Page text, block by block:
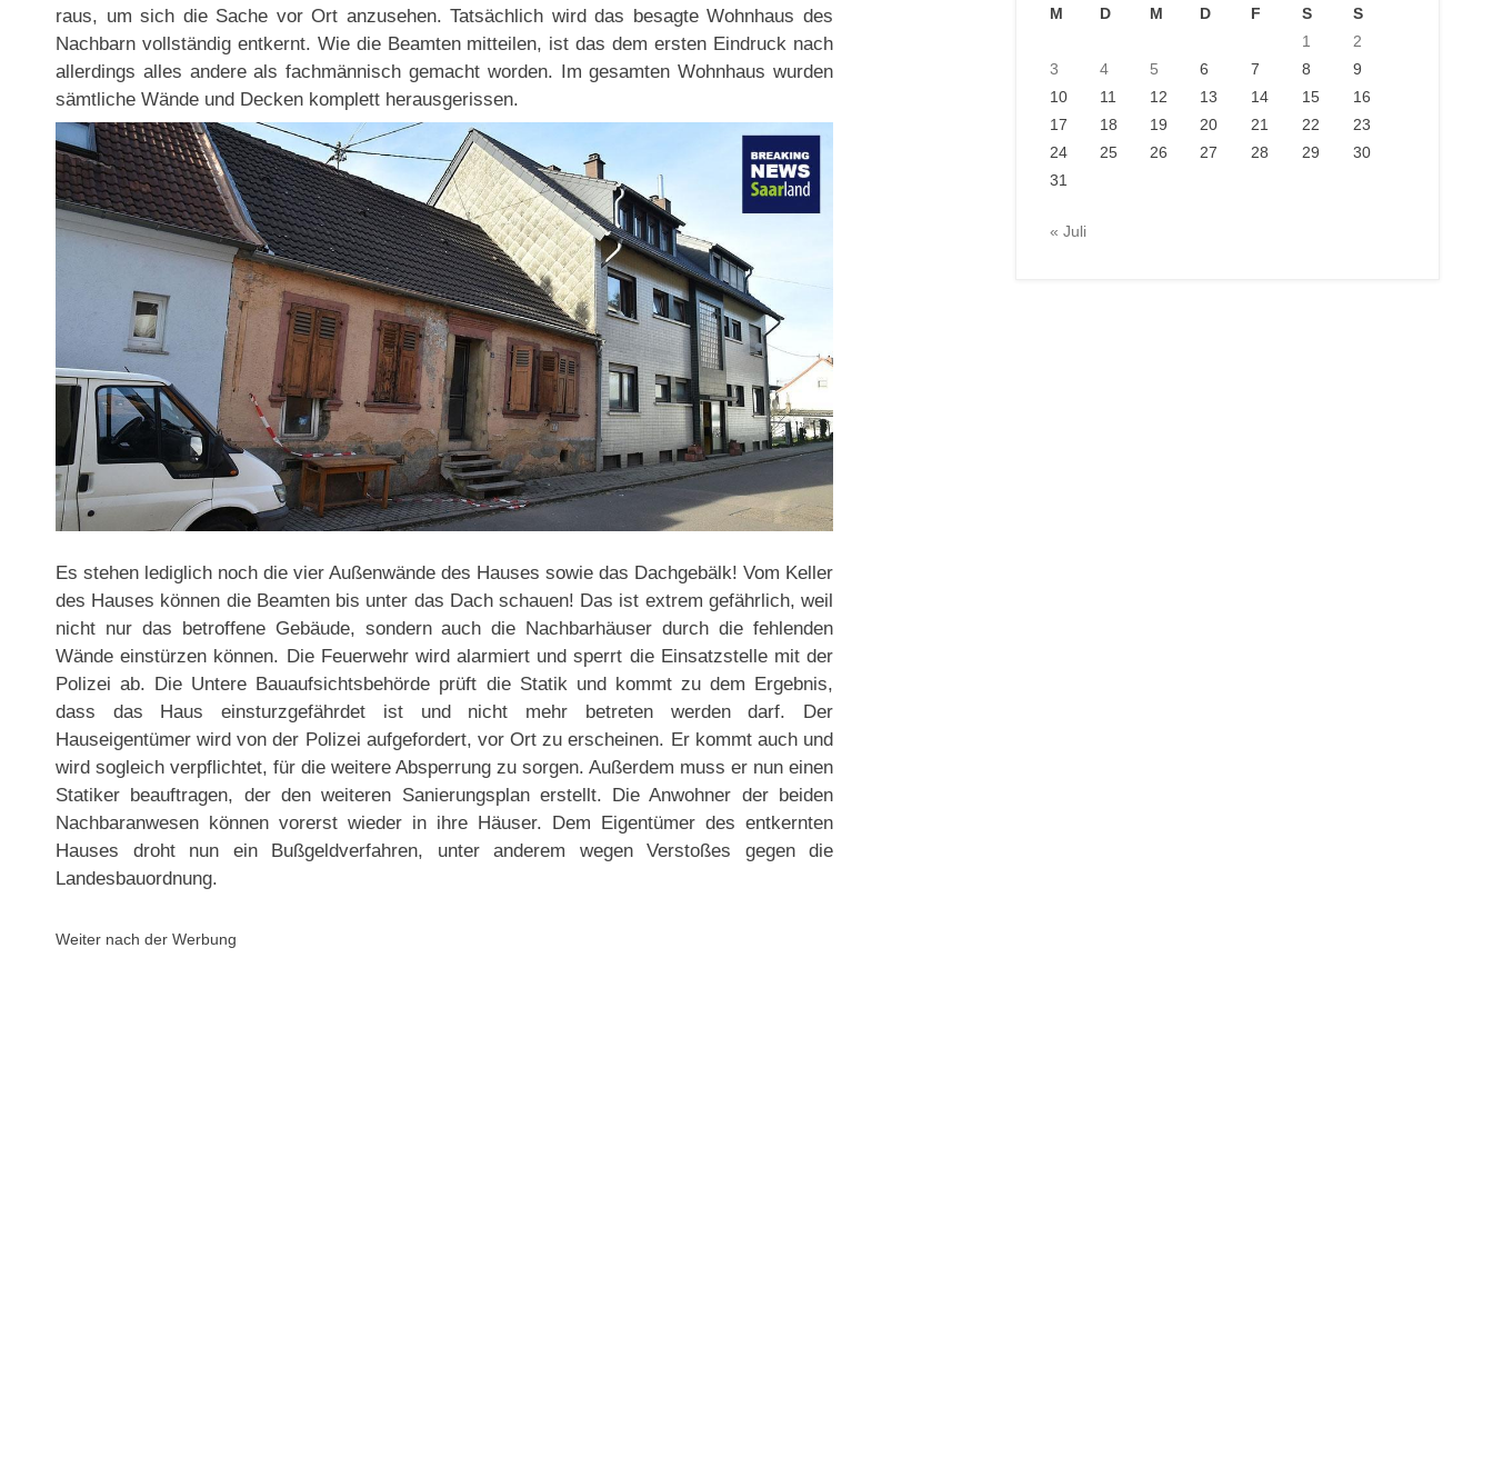
raus, um sich die Sache vor Ort anzusehen. Tatsächlich wird das besagte Wohnhaus des
Nachbarn vollständig entkernt. Wie die Beamten mitteilen, ist das dem ersten Eindruck nach
allerdings alles andere als fachmännisch gemacht worden. Im gesamten Wohnhaus wurden
sämtliche Wände und Decken komplett herausgerissen.
Es stehen lediglich noch die vier Außenwände des Hauses sowie das Dachgebälk! Vom Keller
des Hauses können die Beamten bis unter das Dach schauen! Das ist extrem gefährlich, weil
nicht nur das betroffene Gebäude, sondern auch die Nachbarhäuser durch die fehlenden
Wände einstürzen können. Die Feuerwehr wird alarmiert und sperrt die Einsatzstelle mit der
Polizei ab. Die Untere Bauaufsichtsbehörde prüft die Statik und kommt zu dem Ergebnis,
dass das Haus einsturzgefährdet ist und nicht mehr betreten werden darf. Der
Hauseigentümer wird von der Polizei aufgefordert, vor Ort zu erscheinen. Er kommt auch und
wird sogleich verpflichtet, für die weitere Absperrung zu sorgen. Außerdem muss er nun einen
Statiker beauftragen, der den weiteren Sanierungsplan erstellt. Die Anwohner der beiden
Nachbaranwesen können vorerst wieder in ihre Häuser. Dem Eigentümer des entkernten
Hauses droht nun ein Bußgeldverfahren, unter anderem wegen Verstoßes gegen die
Landesbauordnung.
Weiter nach der Werbung
M
D M D F S
S
1
2
3
4 5 6 7 8
9
10
11 12 13 14 15
16
17
18 19 20 21 22
23
24
25 26 27 28 29
30
31
« Juli